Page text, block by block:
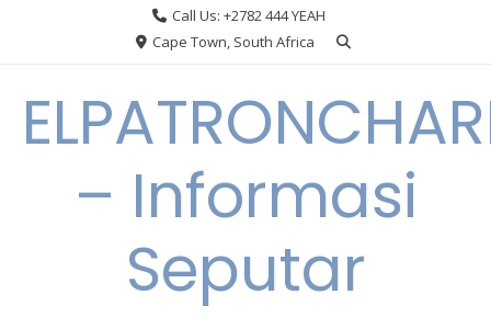
Call Us: +2782 444 YEAH
Cape Town, South Africa
– Informasi
Seputar